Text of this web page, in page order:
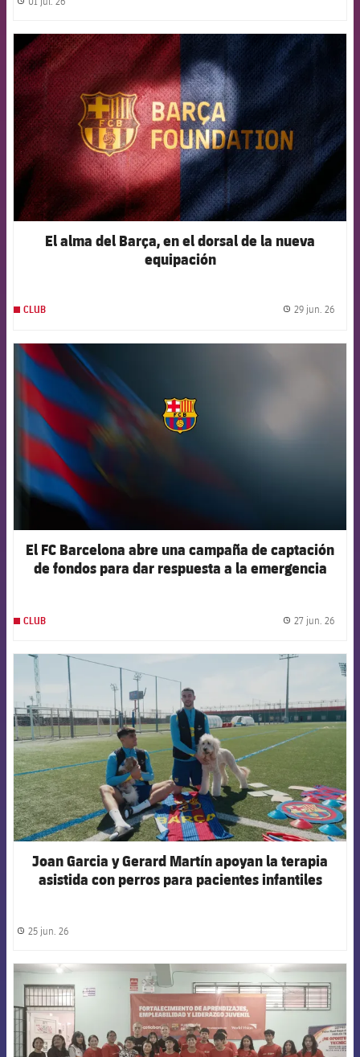
label.share.clock
FCB Barcelona badge
El alma del Barça, en el dorsal de la nueva
equipación
CLUB 29 jun. 26
El FC Barcelona abre una campaña de captación
de fondos para dar respuesta a la emergencia
CLUB 27 jun. 26
FCB Barcelona badge
Joan Garcia y Gerard Martín apoyan la terapia
asistida con perros para pacientes infantiles
label.share.clock
25 jun. 26
FCB Barcelona badge